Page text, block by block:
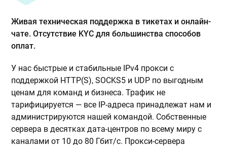
Живая техническая поддержка в тикетах и онлайн-
чате. Отсутствие KYC для большинства способов
оплат.
У нас быстрые и стабильные IPv4 прокси с
поддержкой HTTP(S), SOCKS5 и UDP по выгодным
ценам для команд и бизнеса. Трафик не
тарифицируется — все IP-адреса принадлежат нам и
администрируются нашей командой. Собственные
сервера в десятках дата-центров по всему миру с
каналами от 10 до 80 Гбит/с. Прокси-сервера